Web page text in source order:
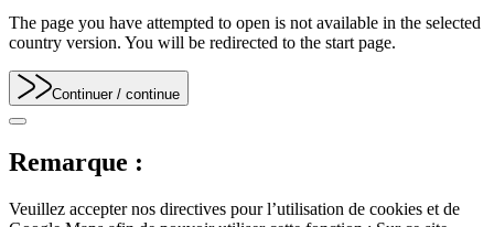
The page you have attempted to open is not available in the selected
country version. You will be redirected to the start page.
Continuer / continue
Remarque :
Veuillez accepter nos directives pour l’utilisation de cookies et de